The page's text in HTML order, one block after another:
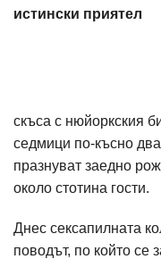
истински приятел
скъса с нюйоркския
седмици по-късно
празнуват заедно
около стотина гости.
Днес сексапилната
поводът, по който се